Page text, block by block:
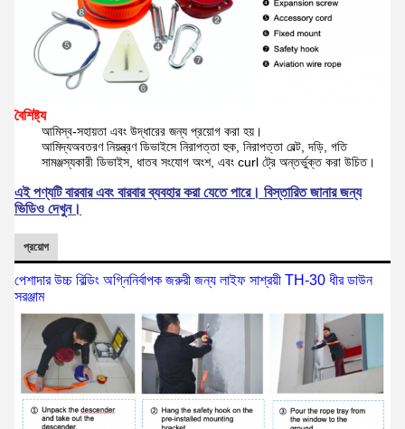
বৈশিষ্ট্য
আমিস্ব-সহায়তা এবং উদ্ধারের জন্য প্রয়োগ করা হয়।
আমিদ্যঅবতরণ নিয়ন্ত্রণ ডিভাইসে নিরাপত্তা হুক, নিরাপত্তা বেল্ট, দড়ি, গতি
সামঞ্জস্যকারী ডিভাইস, ধাতব সংযোগ অংশ, এবং curl ট্রে অন্তর্ভুক্ত করা উচিত।
এই পণ্যটি বারবার এবং বারবার ব্যবহার করা যেতে পারে। বিস্তারিত জানার জন্য
ভিডিও দেখুন।
প্রয়োগ
পেশাদার উচ্চ বিল্ডিং অগ্নিনির্বাপক জরুরী জন্য লাইফ সাশ্রয়ী TH-30 ধীর ডাউন
সরঞ্জাম